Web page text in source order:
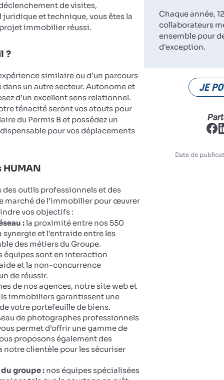
de visites,
et technique, vous êtes la
immobilier réussi.
?
similaire ou d’un parcours
un autre secteur. Autonome et
d’un excellent sens relationnel.
ténacité seront vos atouts pour
du Permis B et possédez un
pour vos déplacements
HUMAN
des outils professionnels et des
marché de l’immobilier pour œuvrer
vos objectifs :
:la proximité entre nos 550
et l’entraide entre les
des métiers du Groupe.
équipes sont en interaction
et la non-concurrence
de réussir.
de nos agences, notre site web et
immobiliers garantissent une
votre portefeuille de biens.
de photographes professionnels
permet d’offrir une gamme de
proposons également des
notre clientèle pour les sécuriser
groupe : nos équipes spécialisées
Chaque année,
collaborateurs
ensemble pour
d'exception.
JE
Date de